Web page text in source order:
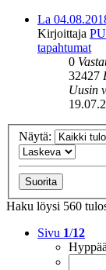
La
Kirjoittaja
tapahtumat
0
32427
Uusin
Näytä:
Haku löysi 560
Sivu 1/12